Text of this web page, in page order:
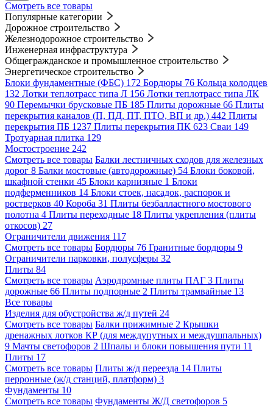
Смотреть все товары
Популярные категории
Дорожное строительство
Железнодорожное строительство
Инженерная инфраструктура
Общегражданское и промышленное строительство
Энергетическое строительство
Блоки фундаментные (ФБС) 172 Бордюры 76 Кольца колодцев
132 Лотки теплотрасс типа Л 156 Лотки теплотрасс типа ЛК
90 Перемычки брусковые ПБ 185 Плиты дорожные 66 Плиты
перекрытия каналов (П, ПД, ПТ, ПТО, ВП и др.) 442 Плиты
перекрытия ПБ 1237 Плиты перекрытия ПК 623 Сваи 149
Тротуарная плитка 129
Мостостроение 242
Смотреть все товары Балки лестничных сходов для железных
дорог 8 Балки мостовые (автодорожные) 54 Блоки боковой,
шкафной стенки 45 Блоки карнизные 1 Блоки
подферменников 14 Блоки стоек, насадок, распорок и
ростверков 40 Короба 31 Плиты безбалластного мостового
полотна 4 Плиты переходные 18 Плиты укрепления (плиты
откосов) 27
Ограничители движения 117
Смотреть все товары Бордюры 76 Гранитные бордюры 9
Ограничители парковки, полусферы 32
Плиты 84
Смотреть все товары Аэродромные плиты ПАГ 3 Плиты
дорожные 66 Плиты подпорные 2 Плиты трамвайные 13
Все товары
Изделия для обустройства ж/д путей 24
Смотреть все товары Балки прижимные 2 Крышки
дренажных лотков КР (для междупутных и междушпальных)
9 Мачты светофоров 2 Шпалы и блоки повышения пути 11
Плиты 17
Смотреть все товары Плиты ж/д переезда 14 Плиты
перронные (ж/д станций, платформ) 3
Фундаменты 10
Смотреть все товары Фундаменты Ж/Д светофоров 5